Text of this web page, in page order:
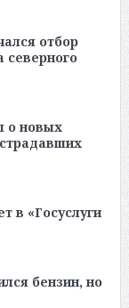
отбор
северного
о новых
в «Госуслуги
бензин, но